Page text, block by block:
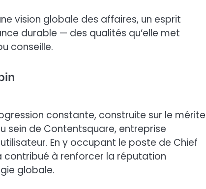
vision globale des affaires, un esprit
durable — des qualités qu’elle met
conseille.
constante, construite sur le mérite
sein de Contentsquare, entreprise
En y occupant le poste de Chief
contribué à renforcer la réputation
globale.